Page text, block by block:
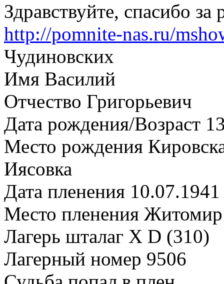
Здравствуйте, спасибо за
http://pomnite-nas.ru/
Чудиновских
Имя Василий
Отчество Григорьевич
Дата рождения/Возраст
Место рождения
Иясовка
Дата пленения 10.07.1941
Место пленения Житомир
Лагерь шталаг X D (310)
Лагерный номер 9506